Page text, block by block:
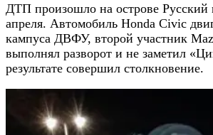
ДТП произошло на острове Русский
апреля. Автомобиль Honda Civic
кампуса ДВФУ, второй участник
выполнял разворот и не заметил
результате совершил столкновение.